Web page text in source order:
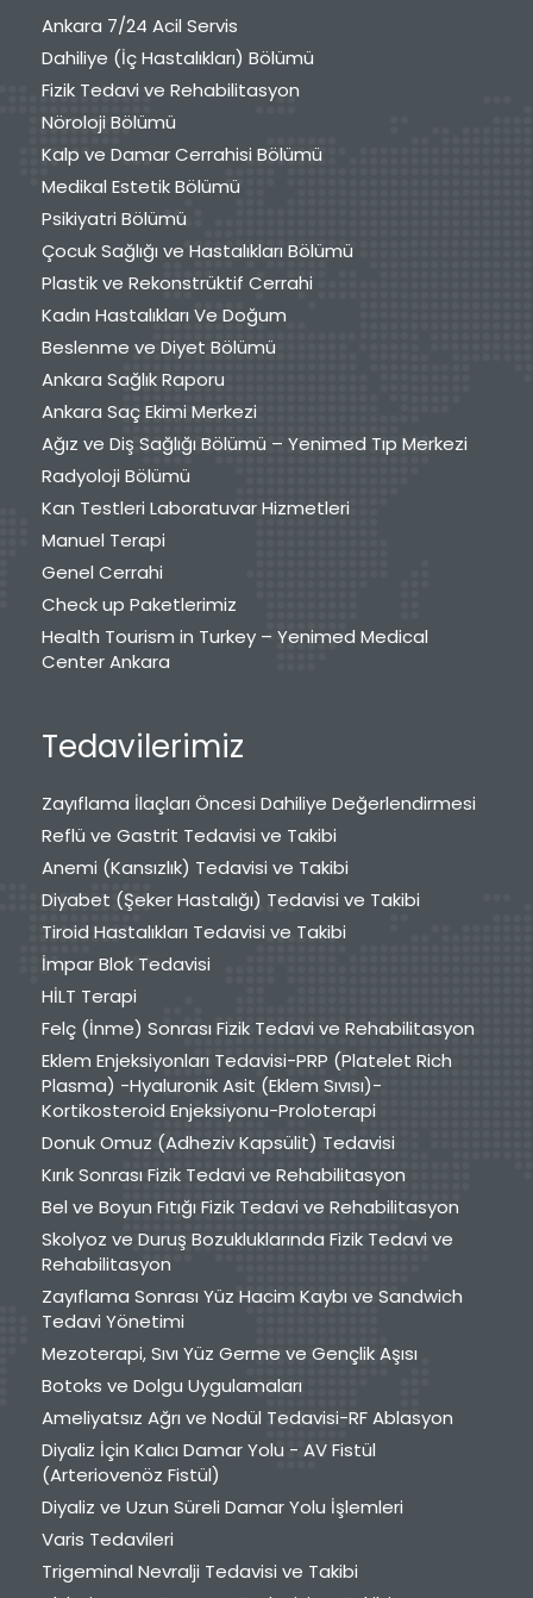
Ankara 7/24 Acil Servis
Dahiliye (İç Hastalıkları) Bölümü
Fizik Tedavi ve Rehabilitasyon
Nöroloji Bölümü
Kalp ve Damar Cerrahisi Bölümü
Medikal Estetik Bölümü
Psikiyatri Bölümü
Çocuk Sağlığı ve Hastalıkları Bölümü
Plastik ve Rekonstrüktif Cerrahi
Kadın Hastalıkları Ve Doğum
Beslenme ve Diyet Bölümü
Ankara Sağlık Raporu
Ankara Saç Ekimi Merkezi
Ağız ve Diş Sağlığı Bölümü – Yenimed Tıp Merkezi
Radyoloji Bölümü
Kan Testleri Laboratuvar Hizmetleri
Manuel Terapi
Genel Cerrahi
Check up Paketlerimiz
Health Tourism in Turkey – Yenimed Medical
Center Ankara
Tedavilerimiz
Zayıflama İlaçları Öncesi Dahiliye Değerlendirmesi
Reflü ve Gastrit Tedavisi ve Takibi
Anemi (Kansızlık) Tedavisi ve Takibi
Diyabet (Şeker Hastalığı) Tedavisi ve Takibi
Tiroid Hastalıkları Tedavisi ve Takibi
İmpar Blok Tedavisi
HİLT Terapi
Felç (İnme) Sonrası Fizik Tedavi ve Rehabilitasyon
Eklem Enjeksiyonları Tedavisi-PRP (Platelet Rich
Plasma) -Hyaluronik Asit (Eklem Sıvısı)-
Kortikosteroid Enjeksiyonu-Proloterapi
Donuk Omuz (Adheziv Kapsülit) Tedavisi
Kırık Sonrası Fizik Tedavi ve Rehabilitasyon
Bel ve Boyun Fıtığı Fizik Tedavi ve Rehabilitasyon
Skolyoz ve Duruş Bozukluklarında Fizik Tedavi ve
Rehabilitasyon
Zayıflama Sonrası Yüz Hacim Kaybı ve Sandwich
Tedavi Yönetimi
Mezoterapi, Sıvı Yüz Germe ve Gençlik Aşısı
Botoks ve Dolgu Uygulamaları
Ameliyatsız Ağrı ve Nodül Tedavisi-RF Ablasyon
Diyaliz İçin Kalıcı Damar Yolu - AV Fistül
(Arteriovenöz Fistül)
Diyaliz ve Uzun Süreli Damar Yolu İşlemleri
Varis Tedavileri
Trigeminal Nevralji Tedavisi ve Takibi